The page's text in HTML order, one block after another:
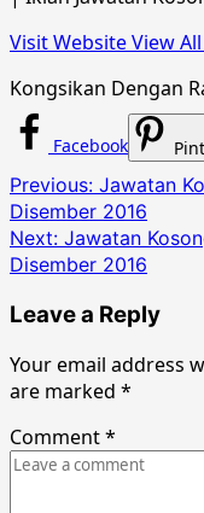
Visit WebsiteView
Kongsikan Dengan
Facebook
Post
navigation
Previous: Jawatan
Disember 2016
Next: Jawatan
Disember 2016
Leave a Reply
Your email address
are marked *
Comment*